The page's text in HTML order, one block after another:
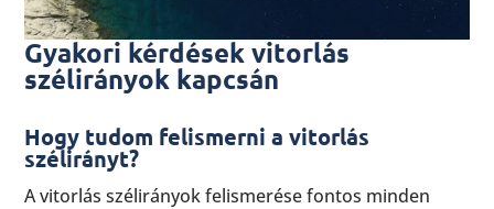
Gyakori kérdések vitorlás
szélirányok kapcsán
Hogy tudom felismerni a vitorlás
szélirányt?
A vitorlás szélirányok felismerése fontos minden